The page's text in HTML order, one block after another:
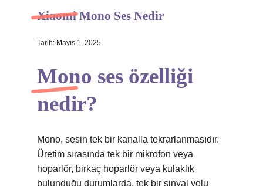
Hakkımızda
Xiaomi Mono Ses Nedir
Tarih: Mayıs 1, 2025
Mono ses özelliği
nedir?
Mono, sesin tek bir kanalla tekrarlanmasıdır.
Üretim sırasında tek bir mikrofon veya
hoparlör, birkaç hoparlör veya kulaklık
bulunduğu durumlarda, tek bir sinyal yolu